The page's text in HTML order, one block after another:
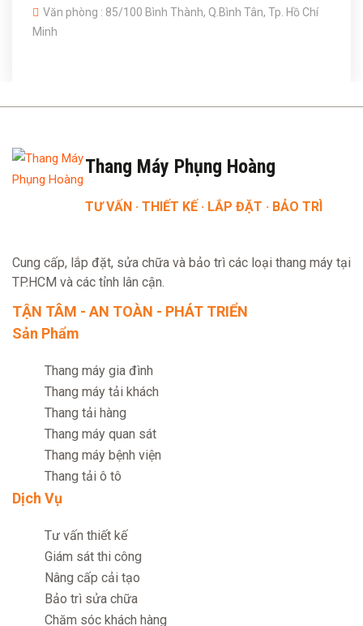
Văn phòng : 85/100 Bình Thành, Q.Bình Tân, Tp. Hồ Chí
Minh
Thang Máy Phụng Hoàng
TƯ VẤN · THIẾT KẾ · LẮP ĐẶT · BẢO TRÌ
Cung cấp, lắp đặt, sửa chữa và bảo trì các loại thang máy tại
TP.HCM và các tỉnh lân cận.
TẬN TÂM - AN TOÀN - PHÁT TRIỂN
Sản Phẩm
Thang máy gia đình
Thang máy tải khách
Thang tải hàng
Thang máy quan sát
Thang máy bệnh viện
Thang tải ô tô
Dịch Vụ
Tư vấn thiết kế
Giám sát thi công
Nâng cấp cải tạo
Bảo trì sửa chữa
Chăm sóc khách hàng